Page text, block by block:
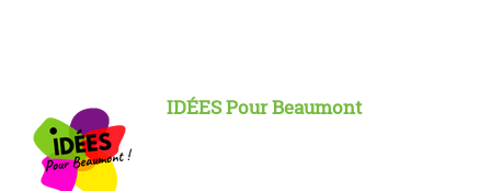
IDÉES Pour Beaumont